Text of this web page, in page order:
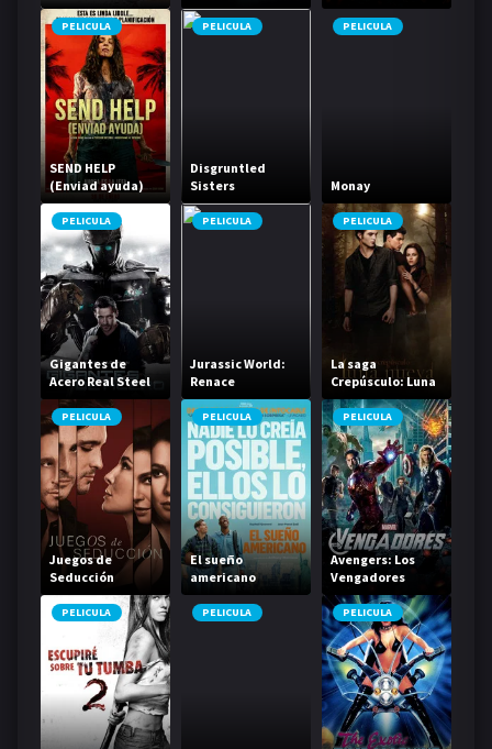
PELICULA
SEND HELP
(Enviad ayuda)
PELICULA
Disgruntled
Sisters
PELICULA
Monay
PELICULA
Gigantes de
Acero Real Steel
PELICULA
Jurassic World:
Renace
PELICULA
La saga
Crepúsculo: Luna
nueva
PELICULA
Juegos de
Seducción
PELICULA
El sueño
americano
PELICULA
Avengers: Los
Vengadores
PELICULA PELICULA PELICULA